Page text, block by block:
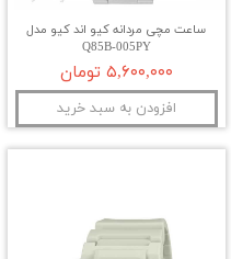
ساعت مچی مردانه کیو اند کیو مدل
Q85B-005PY
۵,۶۰۰,۰۰۰ تومان
افزودن به سبد خرید